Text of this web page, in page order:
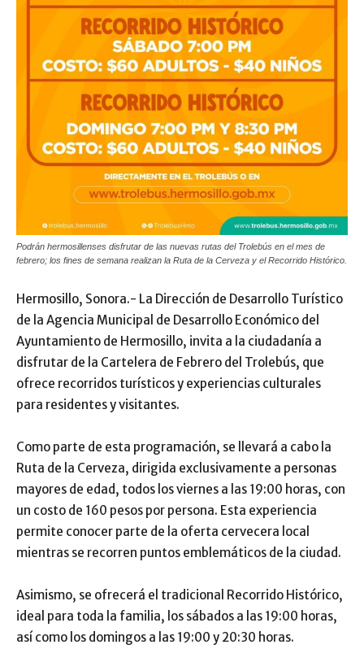
Podrán hermosillenses disfrutar de las nuevas rutas del Trolebús en el mes de
febrero; los fines de semana realizan la Ruta de la Cerveza y el Recorrido Histórico.
Hermosillo, Sonora.- La Dirección de Desarrollo Turístico
de la Agencia Municipal de Desarrollo Económico del
Ayuntamiento de Hermosillo, invita a la ciudadanía a
disfrutar de la Cartelera de Febrero del Trolebús, que
ofrece recorridos turísticos y experiencias culturales
para residentes y visitantes.
Como parte de esta programación, se llevará a cabo la
Ruta de la Cerveza, dirigida exclusivamente a personas
mayores de edad, todos los viernes a las 19:00 horas, con
un costo de 160 pesos por persona. Esta experiencia
permite conocer parte de la oferta cervecera local
mientras se recorren puntos emblemáticos de la ciudad.
Asimismo, se ofrecerá el tradicional Recorrido Histórico,
ideal para toda la familia, los sábados a las 19:00 horas,
así como los domingos a las 19:00 y 20:30 horas.